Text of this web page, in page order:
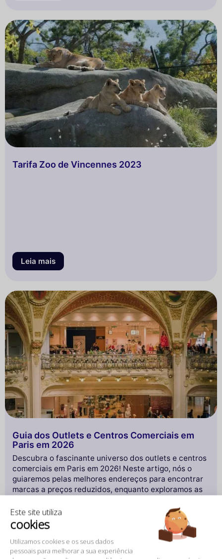
Este site utiliza
cookies
Utilizamos cookies e os seus dados
pessoais para melhorar a sua experiência
Tarifa Zoo de Vincennes 2023
Leia mais
Guia dos Outlets e Centros Comerciais em
Paris em 2026
Descubra o fascinante universo dos outlets e centros
comerciais em Paris em 2026! Neste artigo, nós o
guiaremos pelas melhores endereços para encontrar
marcas a preços reduzidos, enquanto exploramos as
Seja você um comprador experiente ou simplesmente
em busca de um dia de relaxamento, nossa seleção
revelará os imperdíveis da moda, da gastronomia e do
lazer. Prepare-se para viver uma experiência de